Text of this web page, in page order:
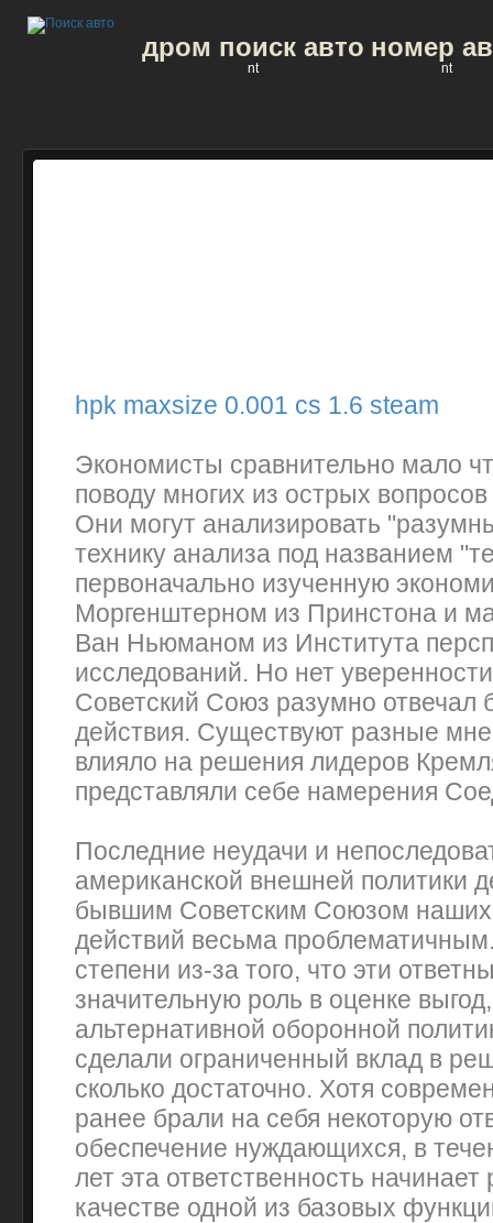
дром поиск авто
nt
номер
nt
hpk maxsize 0.001 cs 1.6 steam
Экономисты сравнительно мало
поводу многих из острых
Они могут анализировать
технику анализа под названием
первоначально изученную
Моргенштерном из Принстона и
Ван Ньюманом из Института
исследований. Но нет
Советский Союз разумно отвечал
действия. Существуют разные
влияло на решения лидеров
представляли себе намерения
Последние неудачи и
американской внешней политики
бывшим Советским Союзом
действий весьма
степени из-за того, что эти
значительную роль в оценке
альтернативной оборонной
сделали ограниченный вклад в
сколько достаточно. Хотя
ранее брали на себя некоторую
обеспечение нуждающихся, в
лет эта ответственность
качестве одной из базовых